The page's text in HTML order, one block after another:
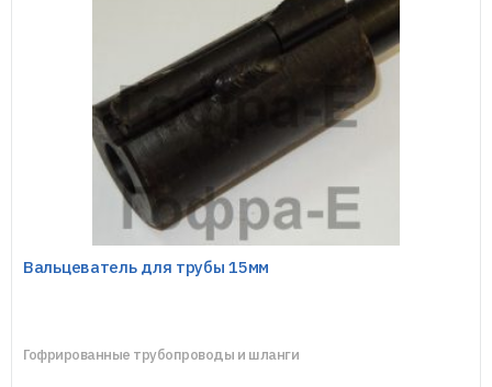
Вальцеватель для трубы 15мм
Гофрированные трубопроводы и шланги